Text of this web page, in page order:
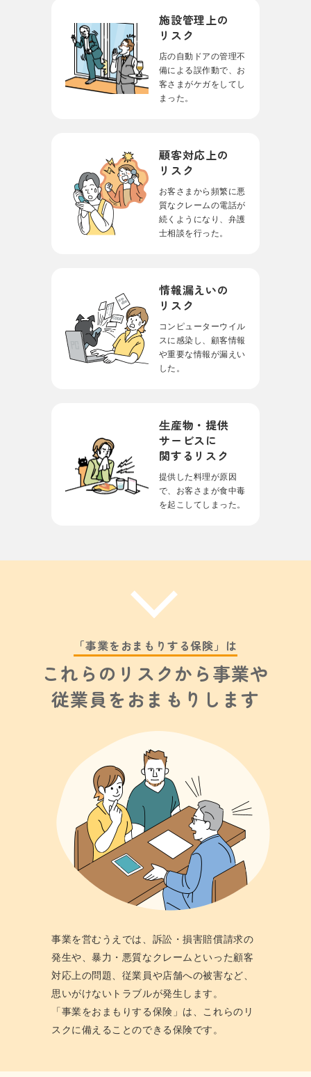
施設管理上の
リスク
店の自動ドアの管理不
備による誤作動で、お
客さまがケガをしてし
まった。
顧客対応上の
リスク
お客さまから頻繁に悪
質なクレームの電話が
続くようになり、 弁護
士相談を行った。
情報漏えいの
リスク
コンピューターウイル
スに感染し、 顧客情報
や重要な情報が漏えい
した。
⽣産物・提供
サービスに
関するリスク
提供した料理が原因
で、 お客さまが⾷中毒
を起こしてしまった。
「事業をおまもりする保険」は
これらのリスクから事業や
従業員をおまもりします
事業を営むうえでは、訴訟・損害賠償請求の
発⽣や、暴⼒・悪質なクレームといった顧客
対応上の問題、従業員や店舗への被害など、
思いがけないトラブルが発⽣します。
「事業をおまもりする保険」は、これらのリ
スクに備えることのできる保険です。